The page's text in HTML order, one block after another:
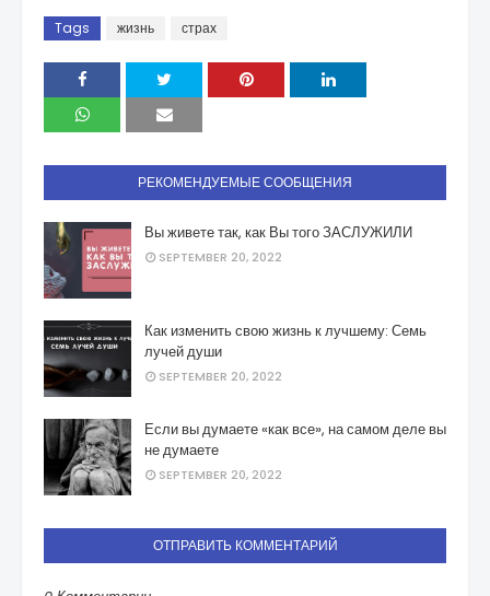
Tags жизнь страх
РЕКОМЕНДУЕМЫЕ СООБЩЕНИЯ
Вы живете так, как Вы того ЗАСЛУЖИЛИ
SEPTEMBER 20, 2022
Как изменить свою жизнь к лучшему: Семь
лучей души
SEPTEMBER 20, 2022
Если вы думаете «как все», на самом деле вы
не думаете
SEPTEMBER 20, 2022
ОТПРАВИТЬ КОММЕНТАРИЙ